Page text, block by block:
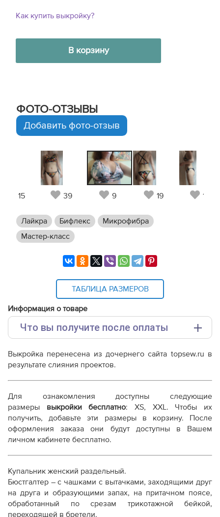
Как купить выкройку?
В корзину
ФОТО-ОТЗЫВЫ
Добавить фото-отзыв
15 39 9 19 15
Лайкра Бифлекс
Микрофибра
Мастер-класс
ТАБЛИЦА РАЗМЕРОВ
Информация о товаре
Что вы получите после оплаты
Выкройка PDF для печати на принтере A4 или
плоттере A0 с шириной печати 810мм в зависимости
Дополнительные файлы:
Справочник - виды швов
Терминология машинных работ
Терминология ВТО
Как скорректировать готовую выкройку по росту
Выкройка перенесена из дочернего сайта topsew.ru в
результате слияния проектов.
Для ознакомления доступны следующие
размеры
выкройки бесплатно: XS, XXL. Чтобы их
получить, добавьте эти размеры в корзину. После
оформления заказа они будут доступны в Вашем
личном кабинете бесплатно.
Купальник женский раздельный.
Бюстгалтер – с чашками с вытачками, заходящими друг
на друга и образующими запах, на притачном поясе,
обработанный по срезам трикотажной бейкой,
переходящей в бретели.